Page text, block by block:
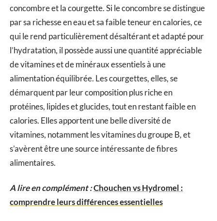
concombre et la courgette. Si le concombre se distingue
par sa richesse en eau et sa faible teneur en calories, ce
qui le rend particulièrement désaltérant et adapté pour
l’hydratation, il possède aussi une quantité appréciable
de vitamines et de minéraux essentiels à une
alimentation équilibrée. Les courgettes, elles, se
démarquent par leur composition plus riche en
protéines, lipides et glucides, tout en restant faible en
calories. Elles apportent une belle diversité de
vitamines, notamment les vitamines du groupe B, et
s’avèrent être une source intéressante de fibres
alimentaires.
A lire en complément :Chouchen vs Hydromel :
comprendre leurs différences essentielles